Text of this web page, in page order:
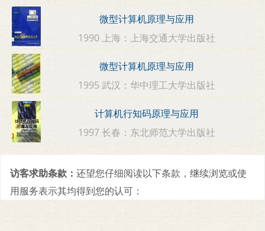
微型计算机原理与应用
1990 上海：上海交通大学出版社
微型计算机原理与应用
1995 武汉：华中理工大学出版社
计算机行知码原理与应用
1997 长春：东北师范大学出版社
访客求助条款： 还望您仔细阅读以下条款，继续浏览或使
用服务表示其均得到您的认可：